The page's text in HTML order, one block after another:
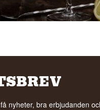
nyheter, bra erbjudanden